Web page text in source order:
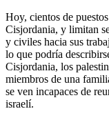
Hoy, cientos de
Cisjordania, y limitan
y civiles hacia sus
lo que podría
Cisjordania, los
miembros de una
se ven incapaces de
israelí.